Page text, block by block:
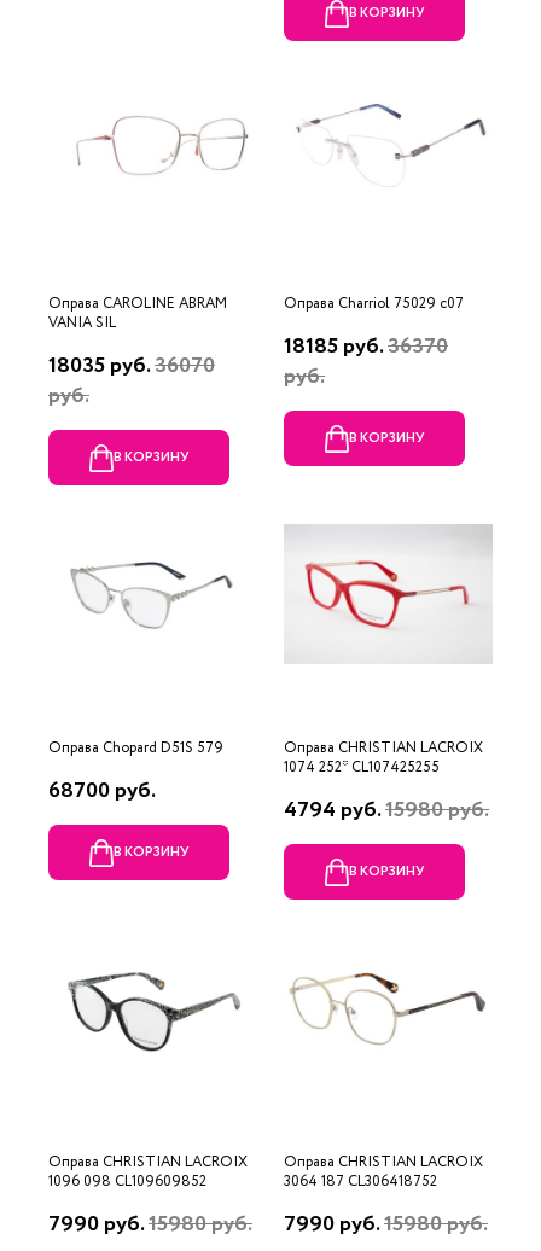
В КОРЗИНУ
Оправа CAROLINE ABRAM
VANIA SIL
18035 руб.36070
руб.
В КОРЗИНУ
Оправа Charriol 75029 c07
18185 руб.36370
руб.
В КОРЗИНУ
Оправа Chopard D51S 579
68700 руб.
В КОРЗИНУ
Оправа CHRISTIAN LACROIX
1074 252* CL107425255
4794 руб.15980 руб.
В КОРЗИНУ
Оправа CHRISTIAN LACROIX
1096 098 CL109609852
7990 руб.15980 руб.
Оправа CHRISTIAN LACROIX
3064 187 CL306418752
7990 руб.15980 руб.